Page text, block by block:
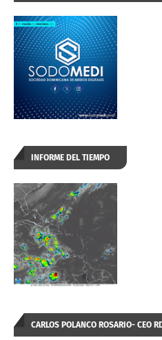
INFORME DEL TIEMPO
CARLOS POLANCO ROSARIO- CEO